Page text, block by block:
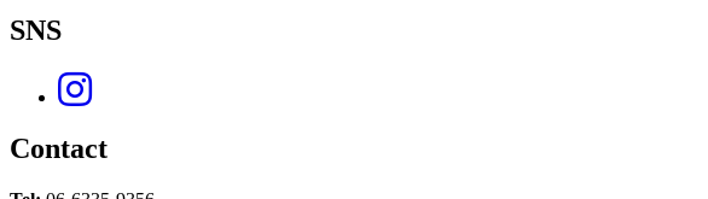
SNS
Contact